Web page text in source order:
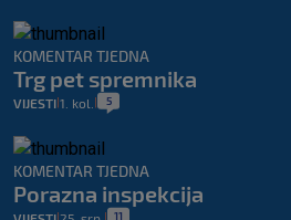
KOMENTAR TJEDNA
Trg pet spremnika
VIJESTI 1. kol. 5
KOMENTAR TJEDNA
Porazna inspekcija
11